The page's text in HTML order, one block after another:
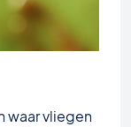
waar vliegen